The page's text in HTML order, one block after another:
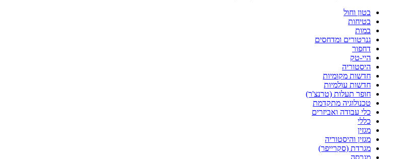
בטון וחול
בטיחות
במות
גנרטורים ומדחסים
דחפור
היי-טק
היסטוריה
חדשות מקומיות
חדשות עולמיות
חופר תעלות (טרנצ'ר)
טכנולוגיה מתקדמת
כלי עבודה ואביזרים
כללי
מגזין
מגזין והיסטוריה
מגרדת (סקרייפר)
מגרסה